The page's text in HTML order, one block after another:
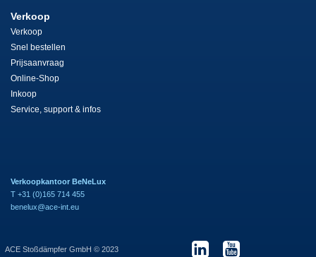
Verkoop
Verkoop
Snel bestellen
Prijsaanvraag
Online-Shop
Inkoop
Service, support & infos
Verkoopkantoor BeNeLux
T +31 (0)165 714 455
benelux@ace-int.eu
ACE Stoßdämpfer GmbH © 2023